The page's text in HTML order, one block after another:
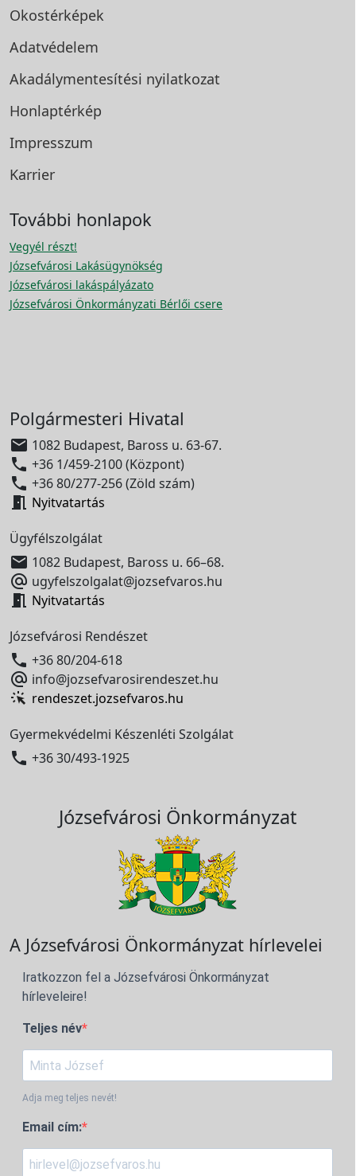
Okostérképek
Adatvédelem
Akadálymentesítési nyilatkozat
Honlaptérkép
Impresszum
Karrier
További honlapok
Vegyél részt!
Józsefvárosi Lakásügynökség
Józsefvárosi lakáspályázato
Józsefvárosi Önkormányzati Bérlői csere
Polgármesteri Hivatal
 1082 Budapest, Baross u. 63-67.
 +36 1/459-2100 (Központ)
 +36 80/277-256 (Zöld szám)
 Nyitvatartás
Ügyfélszolgálat
 1082 Budapest, Baross u. 66–68.
 ugyfelszolgalat@jozsefvaros.hu
 Nyitvatartás
Józsefvárosi Rendészet
 +36 80/204-618
 info@jozsefvarosirendeszet.hu
rendeszet.jozsefvaros.hu
Gyermekvédelmi Készenléti Szolgálat
 +36 30/493-1925
Józsefvárosi Önkormányzat
A Józsefvárosi Önkormányzat hírlevelei
Iratkozzon fel a Józsefvárosi Önkormányzat
hírleveleire!
Teljes név
Adja meg teljes nevét!
Email cím: